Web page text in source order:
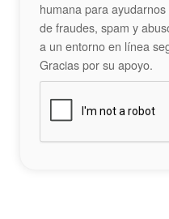
humana para
de fraudes, spam y
a un entorno en línea
Gracias por su apoyo.